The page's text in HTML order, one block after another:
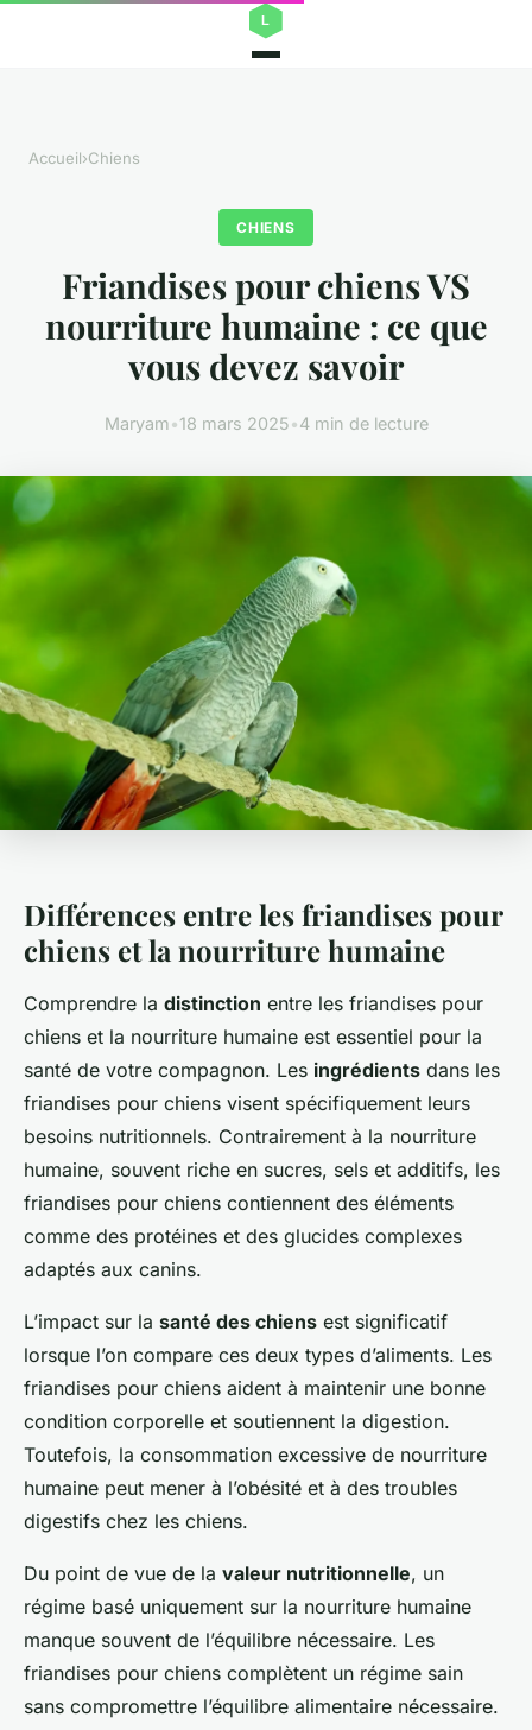
Accueil›Chiens
CHIENS
Friandises pour chiens VS
nourriture humaine : ce que
vous devez savoir
Maryam•18 mars 2025•4 min de lecture
Différences entre les friandises pour
chiens et la nourriture humaine
Comprendre la distinction entre les friandises pour
chiens et la nourriture humaine est essentiel pour la
santé de votre compagnon. Les ingrédients dans les
friandises pour chiens visent spécifiquement leurs
besoins nutritionnels. Contrairement à la nourriture
humaine, souvent riche en sucres, sels et additifs, les
friandises pour chiens contiennent des éléments
comme des protéines et des glucides complexes
adaptés aux canins.
L’impact sur la santé des chiens est significatif
lorsque l’on compare ces deux types d’aliments. Les
friandises pour chiens aident à maintenir une bonne
condition corporelle et soutiennent la digestion.
Toutefois, la consommation excessive de nourriture
humaine peut mener à l’obésité et à des troubles
digestifs chez les chiens.
Du point de vue de la valeur nutritionnelle, un
régime basé uniquement sur la nourriture humaine
manque souvent de l’équilibre nécessaire. Les
friandises pour chiens complètent un régime sain
sans compromettre l’équilibre alimentaire nécessaire.